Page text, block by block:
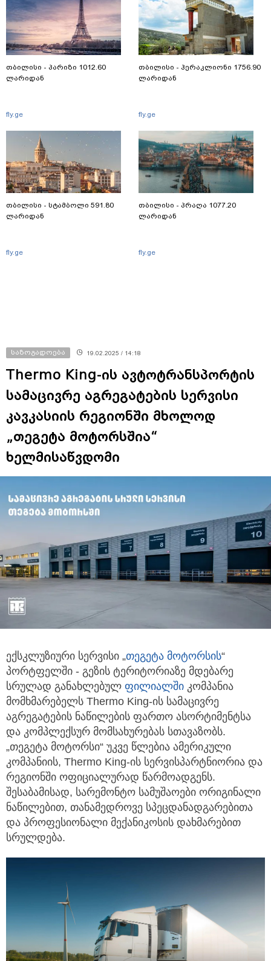
თბილისი - პარიზი 1012.60
ლარიდან
fly.ge
თბილისი - სტამბოლი 591.80
ლარიდან
fly.ge
თბილისი - ჰერაკლიონი 1756.90
ლარიდან
fly.ge
თბილისი - პრაღა 1077.20
ლარიდან
fly.ge
საზოგადოება 19.02.2025 / 14:18
Thermo King-ის ავტოტრანსპორტის
სამაცივრე აგრეგატების სერვისი
კავკასიის რეგიონში მხოლოდ
„თეგეტა მოტორსშია“
ხელმისაწვდომი
ექსკლუზიური სერვისი „თეგეტა მოტორსის“
პორტფელში - გეზის ტერიტორიაზე მდებარე
სრულად განახლებულ ფილიალში კომპანია
მომხმარებელს Thermo King-ის სამაცივრე
აგრეგატების ნაწილების ფართო ასორტიმენტსა
და კომპლექსურ მომსახურებას სთავაზობს.
„თეგეტა მოტორსი“ უკვე წლებია ამერიკული
კომპანიის, Thermo King-ის სერვისპარტნიორია და
რეგიონში ოფიციალურად წარმოადგენს.
შესაბამისად, სარემონტო სამუშაოები ორიგინალი
ნაწილებით, თანამედროვე სპეცდანადგარებითა
და პროფესიონალი მექანიკოსის დახმარებით
სრულდება.